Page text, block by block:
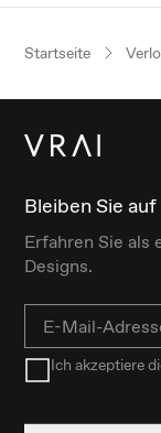
Startseite
Bleiben Sie
Erfahren Sie als
Designs.
Email
Ich akzeptiere